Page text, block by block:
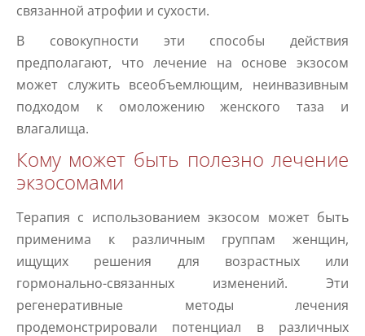
связанной атрофии и сухости.
В совокупности эти способы действия
предполагают, что лечение на основе экзосом
может служить всеобъемлющим, неинвазивным
подходом к омоложению женского таза и
влагалища.
Кому может быть полезно лечение
экзосомами
Терапия с использованием экзосом может быть
применима к различным группам женщин,
ищущих решения для возрастных или
гормонально-связанных изменений. Эти
регенеративные методы лечения
продемонстрировали потенциал в различных